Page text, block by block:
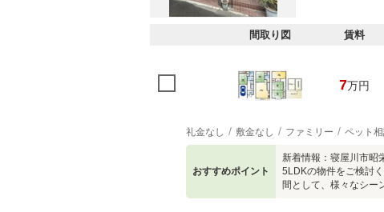
間取り図 賃料
7万円
礼金なし 敷金なし ファミリー ペット
おすすめポイント
新着情報：寝屋川市昭
5LDKの物件をご検討
間として、様々なシー